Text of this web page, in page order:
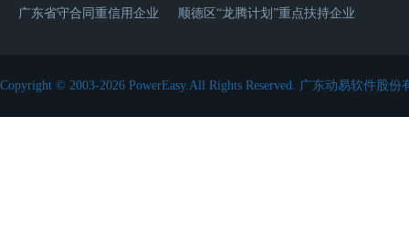
广东省守合同重信用企业
顺德区“龙腾计划”重点扶持企业
Copyright © 2003-2026 PowerEasy.All Rights Reserved. 广东动易软件股份